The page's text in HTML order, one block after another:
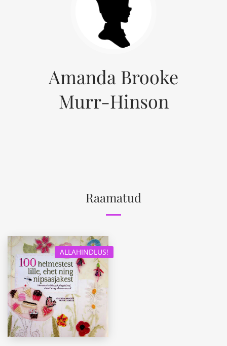
Amanda Brooke
Murr-Hinson
Raamatud
ALLAHINDLUS!